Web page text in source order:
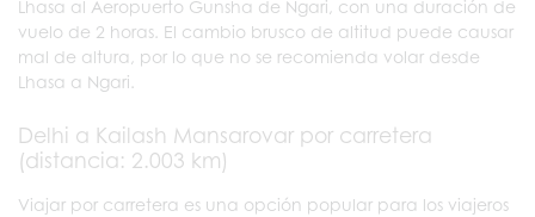
Lhasa al Aeropuerto Gunsha de Ngari, con una duración de
vuelo de 2 horas. El cambio brusco de altitud puede causar
mal de altura, por lo que no se recomienda volar desde
Lhasa a Ngari.
Delhi a Kailash Mansarovar por carretera
(distancia: 2.003 km)
Viajar por carretera es una opción popular para los viajeros